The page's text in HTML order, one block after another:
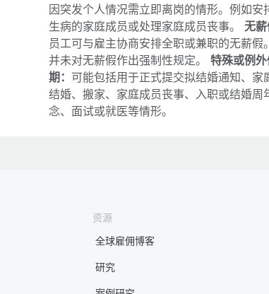
因突发个人情况需立即离岗的情形。例如安
生病的家庭成员或处理家庭成员丧事。无薪
员工可与雇主协商安排全职或兼职的无薪假
并未对无薪假作出强制性规定。特殊或例
期： 可能包括用于正式提交拟结婚通知、家
结婚、搬家、家庭成员丧事、入职或结婚周
念、面试或就医等情形。
资源
全球雇佣博客
研究